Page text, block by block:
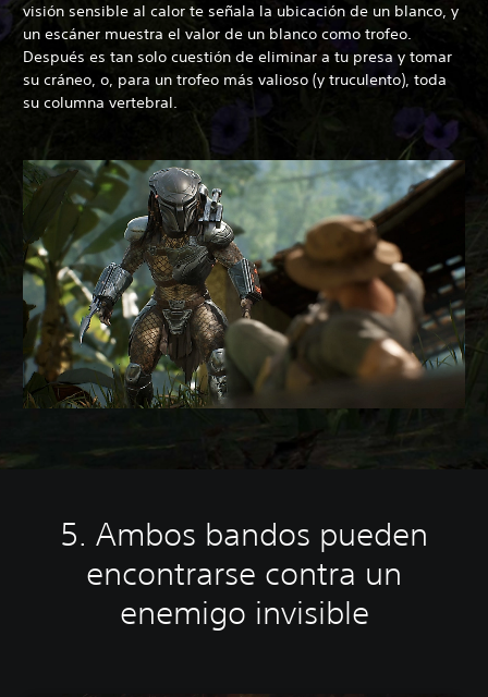
visión sensible al calor te señala la ubicación de un blanco, y
un escáner muestra el valor de un blanco como trofeo.
Después es tan solo cuestión de eliminar a tu presa y tomar
su cráneo, o, para un trofeo más valioso (y truculento), toda
su columna vertebral.
5. Ambos bandos pueden
encontrarse contra un
enemigo invisible